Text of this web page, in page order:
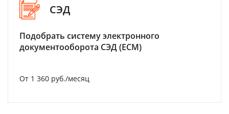
СЭД
Подобрать систему электронного
документооборота СЭД (ECM)
От 1 360 руб./месяц